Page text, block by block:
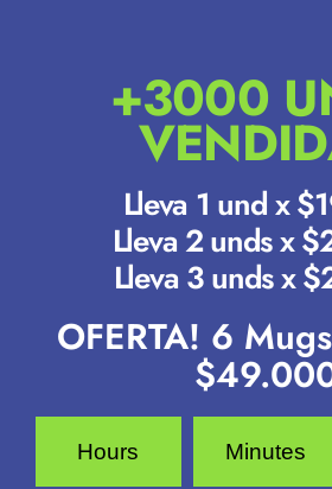
+3000
Lleva 1 und x
Lleva 2 unds x
Lleva 3 unds x
OFERTA! 6
Hours Minutes